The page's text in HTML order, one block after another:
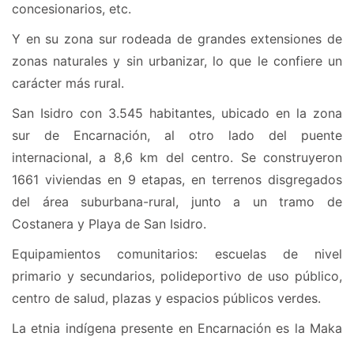
concesionarios, etc.
Y en su zona sur rodeada de grandes extensiones de
zonas naturales y sin urbanizar, lo que le confiere un
carácter más rural.
San Isidro con 3.545 habitantes, ubicado en la zona
sur de Encarnación, al otro lado del puente
internacional, a 8,6 km del centro. Se construyeron
1661 viviendas en 9 etapas, en terrenos disgregados
del área suburbana-rural, junto a un tramo de
Costanera y Playa de San Isidro.
Equipamientos comunitarios: escuelas de nivel
primario y secundarios, polideportivo de uso público,
centro de salud, plazas y espacios públicos verdes.
La etnia indígena presente en Encarnación es la Maka